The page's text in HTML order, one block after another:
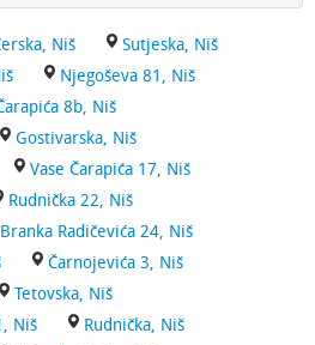
Niš
Sutjeska, Niš
Njegoševa 81, Niš
8b, Niš
Gostivarska, Niš
Vase Čarapića 17, Niš
Rudnička 22, Niš
Branka Radičevića 24, Niš
Čarnojevića 3, Niš
Tetovska, Niš
Niš
Rudnička, Niš